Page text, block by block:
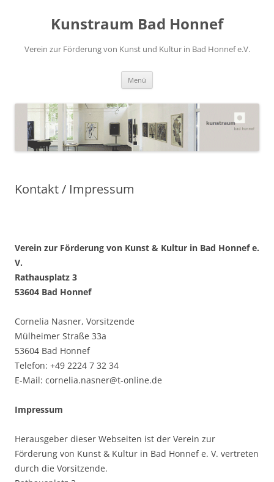
Kunstraum Bad Honnef
Verein zur Förderung von Kunst und Kultur in Bad Honnef e.V.
Menü
Kontakt / Impressum
Verein zur Förderung von Kunst & Kultur in Bad Honnef e.
V.
Rathausplatz 3
53604 Bad Honnef
Cornelia Nasner, Vorsitzende
Mülheimer Straße 33a
53604 Bad Honnef
Telefon: +49 2224 7 32 34
E-Mail: cornelia.nasner@t-online.de
Impressum
Herausgeber dieser Webseiten ist der Verein zur
Förderung von Kunst & Kultur in Bad Honnef e. V. vertreten
durch die Vorsitzende.